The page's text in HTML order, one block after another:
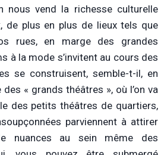
nous vend la richesse culturelle
de plus en plus de lieux tels que
rues, en marge des grandes
à la mode s’invitent au cours des
se construisent, semble-t-il, en
« grands théâtres », où l’on va
des petits théâtres de quartiers,
parviennent à attirer
nuances au sein même des